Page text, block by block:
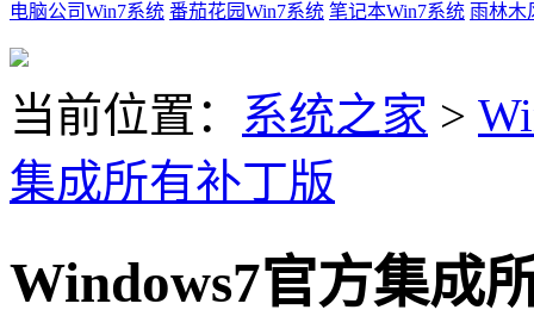
电脑公司Win7系统 番茄花园Win7系统 笔记本Win7系统 雨林木
当前位置： 系统之家 >
集成所有补丁版
Windows7官方集成